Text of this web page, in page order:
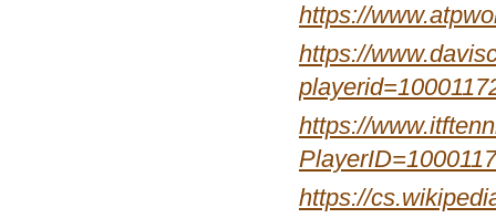
https://
https://
https://
https://